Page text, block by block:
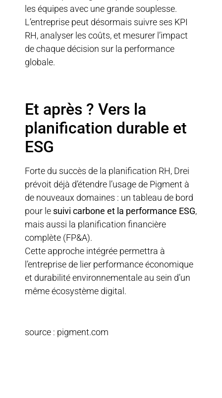
les équipes avec une grande souplesse.
L’entreprise peut désormais suivre ses KPI
RH, analyser les coûts, et mesurer l’impact
de chaque décision sur la performance
globale.
Et après ? Vers la
planification durable et
ESG
Forte du succès de la planification RH, Drei
prévoit déjà d’étendre l’usage de Pigment à
de nouveaux domaines : un tableau de bord
pour le suivi carbone et la performance ESG,
mais aussi la planification financière
complète (FP&A).
Cette approche intégrée permettra à
l’entreprise de lier performance économique
et durabilité environnementale au sein d’un
même écosystème digital.
source : pigment.com